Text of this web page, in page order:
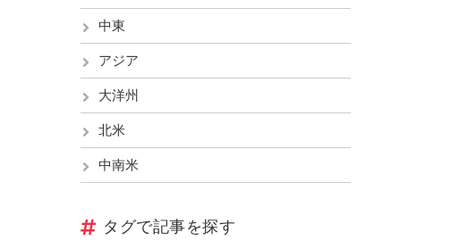
中東
アジア
大洋州
北米
中南米
タグで記事を探す